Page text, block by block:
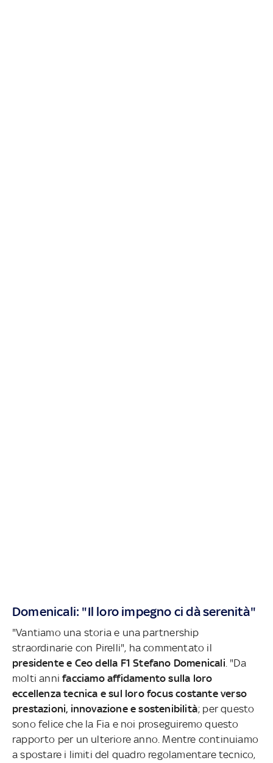
Domenicali: "Il loro impegno ci dà serenità"
"Vantiamo una storia e una partnership
straordinarie con Pirelli", ha commentato il
presidente e Ceo della F1 Stefano Domenicali . "Da
molti annifacciamo affidamento sulla loro
eccellenza tecnica e sul loro focus costante verso
prestazioni, innovazione e sostenibilità; per questo
sono felice che la Fia e noi proseguiremo questo
rapporto per un ulteriore anno. Mentre continuiamo
a spostare i limiti del quadro regolamentare tecnico,